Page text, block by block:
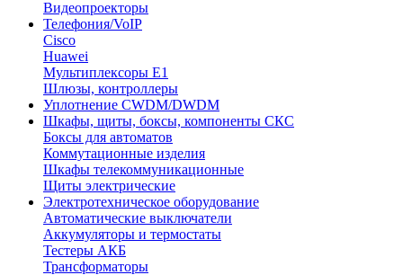
Видеопроекторы
Телефония/VoIP
Cisco
Huawei
Мультиплексоры E1
Шлюзы, контроллеры
Уплотнение CWDM/DWDM
Шкафы, щиты, боксы, компоненты СКС
Боксы для автоматов
Коммутационные изделия
Шкафы телекоммуникационные
Щиты электрические
Электротехническое оборудование
Автоматические выключатели
Аккумуляторы и термостаты
Тестеры АКБ
Трансформаторы